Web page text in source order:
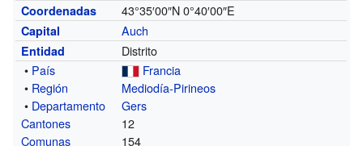
Coordenadas 43°35′00″N 0°40′00″E
Capital Auch
Entidad
Distrito
• País
Francia
• Región
Mediodía-Pirineos
• Departamento
Gers
Cantones
12
Comunas
154